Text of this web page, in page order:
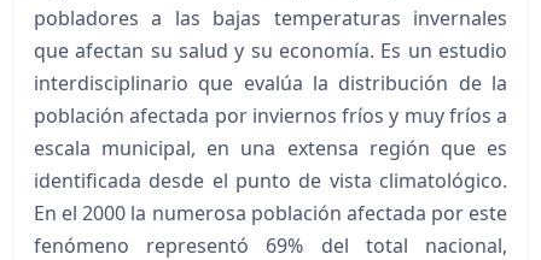
pobladores a las bajas temperaturas invernales
que afectan su salud y su economía. Es un estudio
interdisciplinario que evalúa la distribución de la
población afectada por inviernos fríos y muy fríos a
escala municipal, en una extensa región que es
identificada desde el punto de vista climatológico.
En el 2000 la numerosa población afectada por este
fenómeno representó 69% del total nacional,